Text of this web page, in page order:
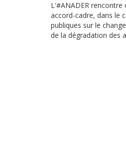
L'#ANADER rencontre
accord-cadre, dans le
publiques sur le
de la dégradation des